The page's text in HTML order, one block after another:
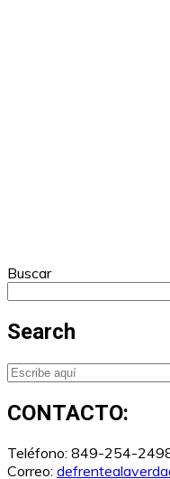
Buscar
Search
CONTACTO:
Teléfono: 849-254-
Correo: